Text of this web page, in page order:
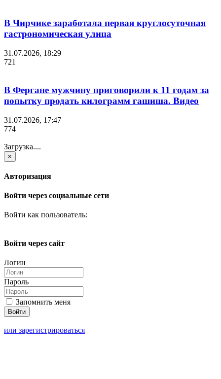
В Чирчике заработала первая круглосуточная
гастрономическая улица
31.07.2026, 18:29
721
В Фергане мужчину приговорили к 11 годам за
попытку продать килограмм гашиша. Видео
31.07.2026, 17:47
774
Загрузка....
×
Авторизация
Войти через социальные сети
Войти как пользователь:
Войти через сайт
Логин
Пароль
Запомнить меня
или зарегистрироваться